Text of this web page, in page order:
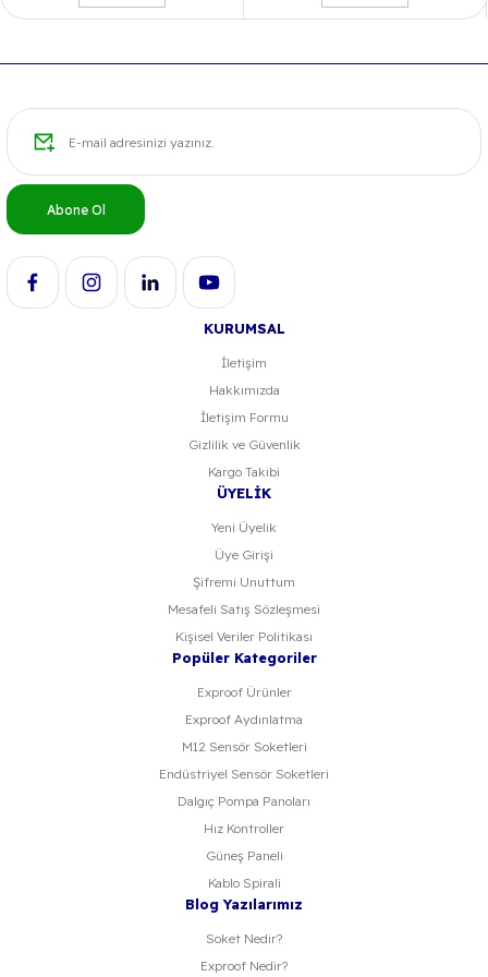
Ürün bilgilerinde hatalar bulunuyor.
Abone Ol
KURUMSAL
İletişim
Hakkımızda
İletişim Formu
Gizlilik ve Güvenlik
Kargo Takibi
ÜYELİK
Yeni Üyelik
Üye Girişi
Şifremi Unuttum
Mesafeli Satış Sözleşmesi
Kişisel Veriler Politikası
Popüler Kategoriler
Exproof Ürünler
Exproof Aydınlatma
M12 Sensör Soketleri
Endüstriyel Sensör Soketleri
Dalgıç Pompa Panoları
Hız Kontroller
Güneş Paneli
Kablo Spirali
Blog Yazılarımız
Soket Nedir?
Exproof Nedir?